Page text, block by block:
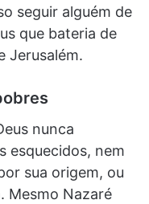
seguir alguém de
que bateria de
Jerusalém.
nunca
esquecidos, nem
sua origem, ou
Mesmo Nazaré